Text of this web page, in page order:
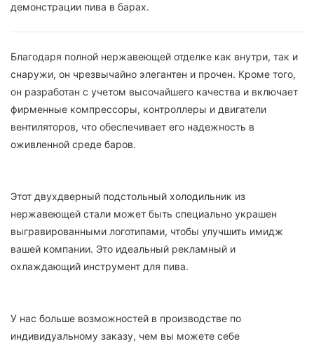
демонстрации пива в барах.
Благодаря полной нержавеющей отделке как внутри, так и
снаружи, он чрезвычайно элегантен и прочен. Кроме того,
он разработан с учетом высочайшего качества и включает
фирменные компрессоры, контроллеры и двигатели
вентиляторов, что обеспечивает его надежность в
оживленной среде баров.
Этот двухдверный подстольный холодильник из
нержавеющей стали может быть специально украшен
выгравированными логотипами, чтобы улучшить имидж
вашей компании. Это идеальный рекламный и
охлаждающий инструмент для пива.
У нас больше возможностей в производстве по
индивидуальному заказу, чем вы можете себе